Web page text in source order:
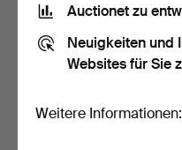
HEIZKÖRPERSCHMUCK,
ZWEI STÜCK Metall, verc…
Auctionet zu
Neuigkeiten und
Websites für Sie
Weitere Informationen: